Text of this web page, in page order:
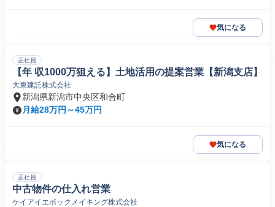
気になる
正社員
【年 収1000万狙える】土地活用の提案営業【新潟支店】
大東建託株式会社
新潟県新潟市中央区和合町
月給28万円～45万円
気になる
正社員
中古物件の仕入れ営業
ケイアイエポックメイキング株式会社